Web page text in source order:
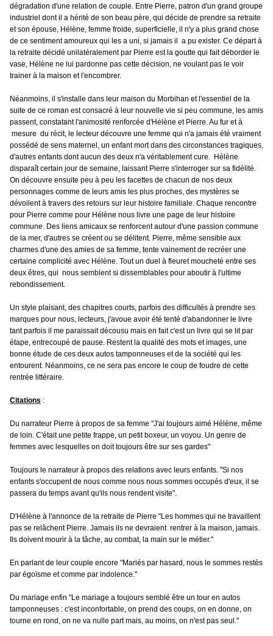
dégradation d'une relation de couple. Entre Pierre, patron d'un grand groupe
industriel dont il a hérité de son beau père, qui décide de prendre sa retraite
et son épouse, Hélène, femme froide, superficielle, il n'y a plus grand chose
de ce sentiment amoureux qui les a uni, si jamais il a pu exister. Ce départ à
la retraite décidé unilatéralement par Pierre est la goutte qui fait déborder le
vase, Hélène ne lui pardonne pas cette décision, ne voulant pas le voir
trainer à la maison et l'encombrer.
Néanmoins, il s'installe dans leur maison du Morbihan et l'essentiel de la
suite de ce roman est consacré à leur nouvelle vie si peu commune, les amis
passent, constatant l'animosité renforcée d'Hélène et Pierre. Au fur et à
mesure du récit, le lecteur découvre une femme qui n'a jamais été vraiment
possédé de sens maternel, un enfant mort dans des circonstances tragiques,
d'autres enfants dont aucun des deux n'a véritablement cure. Hélène
disparaît certain jour de semaine, laissant Pierre s'interroger sur sa fidélité.
On découvre ensuite peu à peu les facettes de chacun de nos deux
personnages comme de leurs amis les plus proches, des mystères se
dévoilent à travers des retours sur leur histoire familiale. Chaque rencontre
pour Pierre comme pour Hélène nous livre une page de leur histoire
commune. Des liens amicaux se renforcent autour d'une passion commune
de la mer, d'autres se créent ou se délitent. Pierre, même sensible aux
charmes d'une des amies de sa femme, tente vainement de recréer une
certaine complicité avec Hélène. Tout un duel à fleuret moucheté entre ses
deux êtres, qui nous semblent si dissemblables pour aboutir à l'ultime
rebondissement.
Un style plaisant, des chapitres courts, parfois des difficultés à prendre ses
marques pour nous, lecteurs, j'avoue avoir été tenté d'abandonner le livre
tant parfois il me paraissait décousu mais en fait c'est un livre qui se lit par
étape, entrecoupé de pause. Restent la qualité des mots et images, une
bonne étude de ces deux autos tamponneuses et de la société qui les
entourent. Néanmoins, ce ne sera pas encore le coup de foudre de cette
rentrée littéraire.
Citations :
Du narrateur Pierre à propos de sa femme "J'ai toujours aimé Hélène, même
de loin. C'était une petite frappe, un petit boxeur, un voyou. Un genre de
femmes avec lesquelles on doit toujours être sur ses gardes"
Toujours le narrateur à propos des relations avec leurs enfants. "Si nos
enfants s'occupent de nous comme nous nous sommes occupés d'eux, il se
passera du temps avant qu'ils nous rendent visite".
D'Hélène à l'annonce de la retraite de Pierre "Les hommes qui ne travaillent
pas se relâchent Pierre. Jamais ils ne devraient rentrer à la maison, jamais.
Ils doivent mourir à la tâche, au combat, la main sur le métier."
En parlant de leur couple encore "Mariés par hasard, nous le sommes restés
par égoïsme et comme par indolence."
Du mariage enfin "Le mariage a toujours semblé être un tour en autos
tamponneuses : c'est inconfortable, on prend des coups, on en donne, on
tourne en rond, on ne va nulle part mais, au moins, on n'est pas seul."